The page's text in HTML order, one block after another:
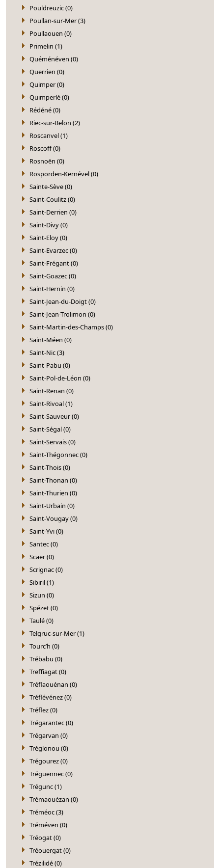
Pouldreuzic (0)
Poullan-sur-Mer (3)
Poullaouen (0)
Primelin (1)
Quéménéven (0)
Querrien (0)
Quimper (0)
Quimperlé (0)
Rédéné (0)
Riec-sur-Belon (2)
Roscanvel (1)
Roscoff (0)
Rosnoën (0)
Rosporden-Kernével (0)
Sainte-Sève (0)
Saint-Coulitz (0)
Saint-Derrien (0)
Saint-Divy (0)
Saint-Eloy (0)
Saint-Evarzec (0)
Saint-Frégant (0)
Saint-Goazec (0)
Saint-Hernin (0)
Saint-Jean-du-Doigt (0)
Saint-Jean-Trolimon (0)
Saint-Martin-des-Champs (0)
Saint-Méen (0)
Saint-Nic (3)
Saint-Pabu (0)
Saint-Pol-de-Léon (0)
Saint-Renan (0)
Saint-Rivoal (1)
Saint-Sauveur (0)
Saint-Ségal (0)
Saint-Servais (0)
Saint-Thégonnec (0)
Saint-Thois (0)
Saint-Thonan (0)
Saint-Thurien (0)
Saint-Urbain (0)
Saint-Vougay (0)
Saint-Yvi (0)
Santec (0)
Scaër (0)
Scrignac (0)
Sibiril (1)
Sizun (0)
Spézet (0)
Taulé (0)
Telgruc-sur-Mer (1)
Tourc’h (0)
Trébabu (0)
Treffiagat (0)
Tréflaouénan (0)
Tréflévénez (0)
Tréflez (0)
Trégarantec (0)
Trégarvan (0)
Tréglonou (0)
Trégourez (0)
Tréguennec (0)
Trégunc (1)
Trémaouézan (0)
Tréméoc (3)
Tréméven (0)
Tréogat (0)
Tréouergat (0)
Trézilidé (0)